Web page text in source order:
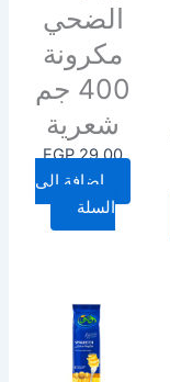
الضحي
مكرونة
400 جم
شعرية
EGP29.00
إضافة إلى
السلة